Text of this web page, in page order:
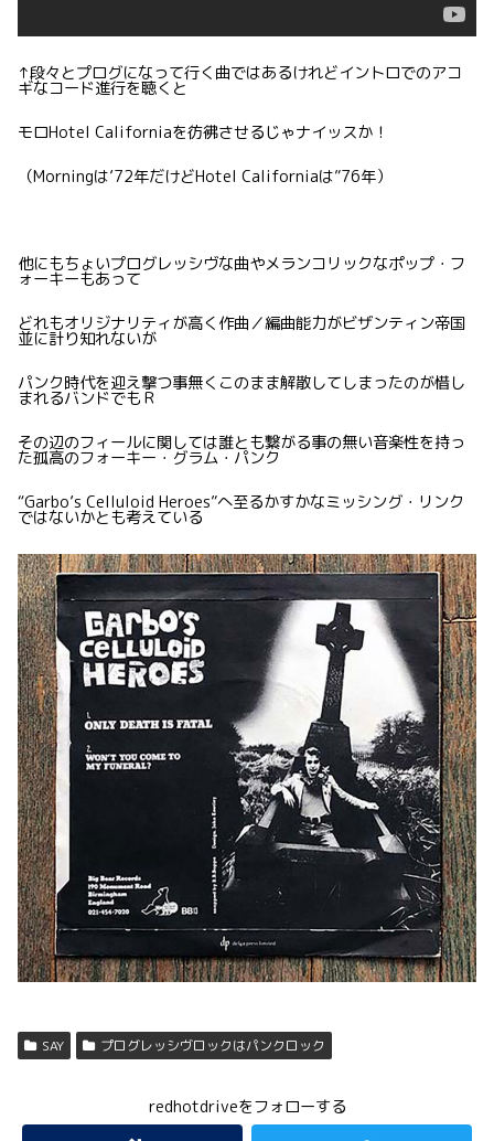
↑段々とプログになって行く曲ではあるけれどイントロでのアコ
ギなコード進行を聴くと
モロHotel Californiaを彷彿させるじゃナイッスか！
（Morningは’72年だけどHotel Californiaは”76年）
他にもちょいプログレッシヴな曲やメランコリックなポップ・フ
ォーキーもあって
どれもオリジナリティが高く作曲／編曲能力がビザンティン帝国
並に計り知れないが
パンク時代を迎え撃つ事無くこのまま解散してしまったのが惜し
まれるバンドでもＲ
その辺のフィールに関しては誰とも繋がる事の無い音楽性を持っ
た孤高のフォーキー・グラム・パンク
“Garbo’s Celluloid Heroes”へ至るかすかなミッシング・リンク
ではないかとも考えている
SAY プログレッシヴロックはパンクロック
redhotdriveをフォローする